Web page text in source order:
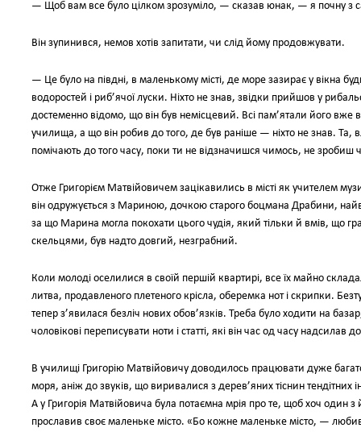
— Щоб вам все було цілком зрозуміло, — сказав юнак, — я почну з
Він зупинився, немов хотів запитати, чи слід йому продовжувати.
— Це було на півдні, в маленькому місті, де море зазирає у вікна
водоростей і риб’ячої луски. Ніхто не знав, звідки прийшов у
достеменно відомо, що він був немісцевий. Всі пам’ятали його вже
училища, а що він робив до того, де був раніше — ніхто не знав. Та,
помічають до того часу, поки ти не відзначишся чимось, не зробиш
Отже Григорієм Матвійовичем зацікавились в місті як учителем
він одружується з Мариною, дочкою старого боцмана Драбини,
за що Марина могла покохати цього чудія, який тільки й вмів, що
скельцями, був надто довгий, незграбний.
Коли молоді оселилися в своїй першій квартирі, все їх майно
литва, продавленого плетеного крісла, оберемка нот і скрипки.
тепер з’явилася безліч нових обов’язків. Треба було ходити на
чоловікові переписувати ноти і статті, які він час од часу
В училищі Григорію Матвійовичу доводилось працювати дуже
моря, аніж до звуків, що виривалися з дерев’яних тіснин тендітних
А у Григорія Матвійовича була потаємна мрія про те, щоб хоч один
прославив своє маленьке місто. «Бо кожне маленьке місто, —